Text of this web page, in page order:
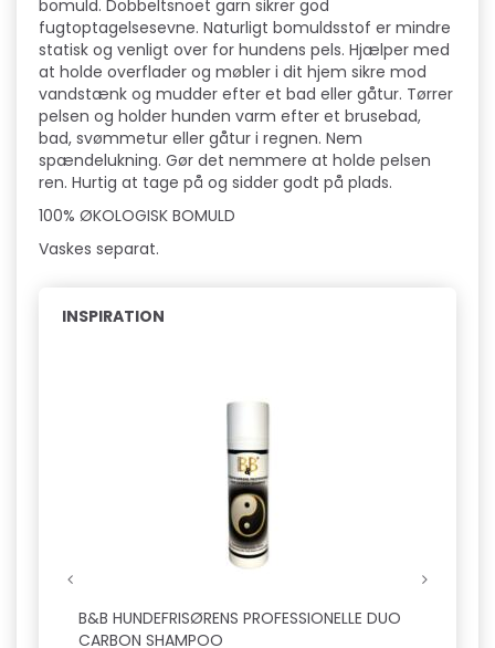
bomuld. Dobbeltsnoet garn sikrer god
fugtoptagelsesevne. Naturligt bomuldsstof er mindre
statisk og venligt over for hundens pels. Hjælper med
at holde overflader og møbler i dit hjem sikre mod
vandstænk og mudder efter et bad eller gåtur. Tørrer
pelsen og holder hunden varm efter et brusebad,
bad, svømmetur eller gåtur i regnen. Nem
spændelukning. Gør det nemmere at holde pelsen
ren. Hurtig at tage på og sidder godt på plads.
100% ØKOLOGISK BOMULD
Vaskes separat.
INSPIRATION
B&B HUNDEFRISØRENS PROFESSIONELLE DUO
CARBON SHAMPOO